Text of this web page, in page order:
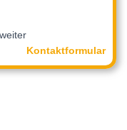
Kontaktformular